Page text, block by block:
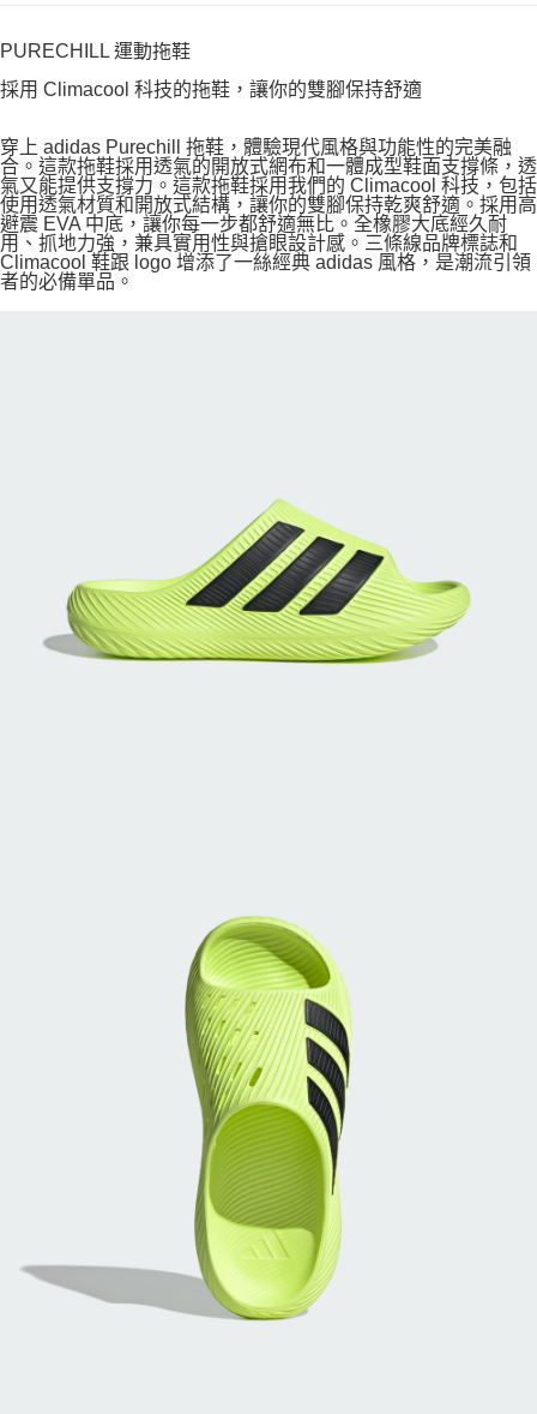
PURECHILL 運動拖鞋
採用 Climacool 科技的拖鞋，讓你的雙腳保持舒適
穿上 adidas Purechill 拖鞋，體驗現代風格與功能性的完美融
合。這款拖鞋採用透氣的開放式網布和一體成型鞋面支撐條，透
氣又能提供支撐力。這款拖鞋採用我們的 Climacool 科技，包括
使用透氣材質和開放式結構，讓你的雙腳保持乾爽舒適。採用高
避震 EVA 中底，讓你每一步都舒適無比。全橡膠大底經久耐
用、抓地力強，兼具實用性與搶眼設計感。三條線品牌標誌和
Climacool 鞋跟 logo 增添了一絲經典 adidas 風格，是潮流引領
者的必備單品。